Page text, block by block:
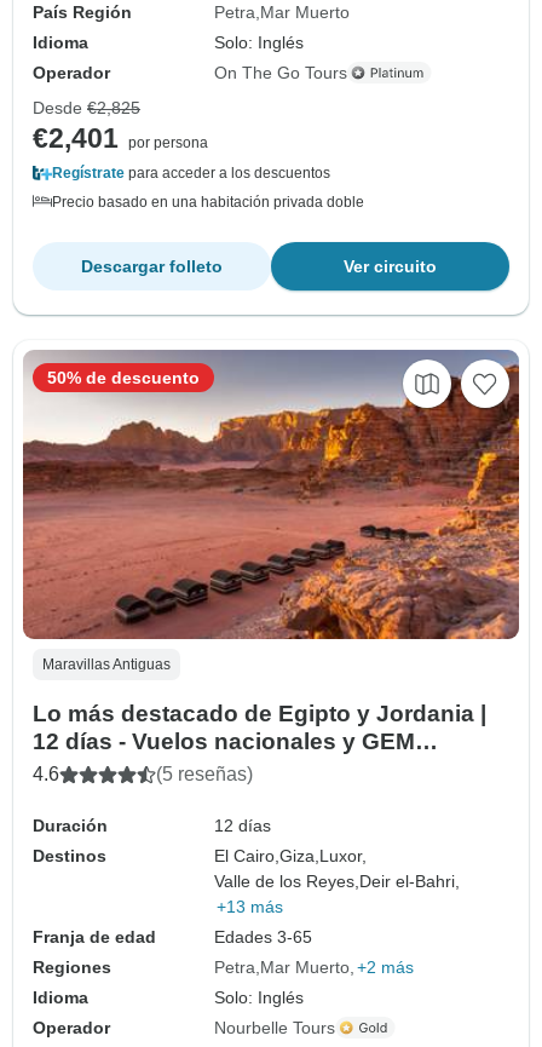
País Región
Petra Mar Muerto
Idioma
Solo: Inglés
Operador
On The Go Tours
Desde €2,825
€2,401 por persona
Regístrate para acceder a los descuentos
Precio basado en una habitación privada doble
Ver circuito
Descargar folleto
Maravillas Antiguas
Lo más destacado de Egipto y Jordania |
12 días - Vuelos nacionales y GEM
incluidos
4.6 (5 reseñas)
Duración
12 días
Destinos
El Cairo,Giza, Luxor,
Valle de los Reyes, Deir el-Bahri,
+13 más
Franja de edad
Edades 3-65
Regiones
Petra Mar Muerto +2 más
Idioma
Solo: Inglés
Operador
Nourbelle Tours
50% de descuento